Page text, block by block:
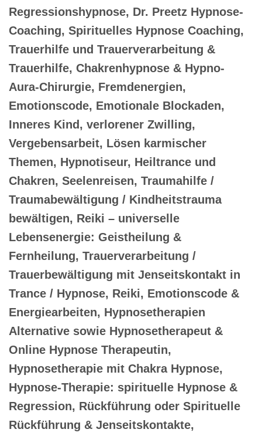
Regressionshypnose, Dr. Preetz Hypnose-
Coaching, Spirituelles Hypnose Coaching,
Trauerhilfe und Trauerverarbeitung &
Trauerhilfe, Chakrenhypnose & Hypno-
Aura-Chirurgie, Fremdenergien,
Emotionscode, Emotionale Blockaden,
Inneres Kind, verlorener Zwilling,
Vergebensarbeit, Lösen karmischer
Themen, Hypnotiseur, Heiltrance und
Chakren, Seelenreisen, Traumahilfe /
Traumabewältigung / Kindheitstrauma
bewältigen, Reiki – universelle
Lebensenergie: Geistheilung &
Fernheilung, Trauerverarbeitung /
Trauerbewältigung mit Jenseitskontakt in
Trance / Hypnose, Reiki, Emotionscode &
Energiearbeiten, Hypnosetherapien
Alternative sowie Hypnosetherapeut &
Online Hypnose Therapeutin,
Hypnosetherapie mit Chakra Hypnose,
Hypnose-Therapie: spirituelle Hypnose &
Regression, Rückführung oder Spirituelle
Rückführung & Jenseitskontakte,